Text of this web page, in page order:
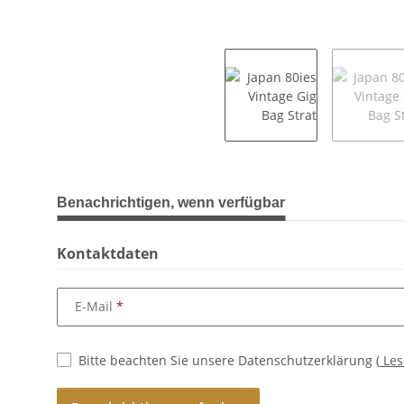
weitere Registerkarten anzeigen
Benachrichtigen, wenn verfügbar
Kontaktdaten
E-Mail
Bitte beachten Sie unsere Datenschutzerklärung (